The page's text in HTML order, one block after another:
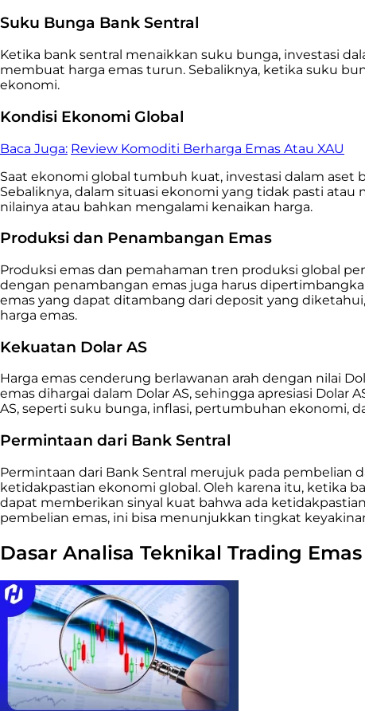
Suku Bunga Bank Sentral
Ketika bank sentral menaikkan suku bunga, investasi
membuat harga emas turun. Sebaliknya, ketika suku
ekonomi.
Kondisi Ekonomi Global
Baca Juga: Review Komoditi Berharga Emas Atau XAU
Saat ekonomi global tumbuh kuat, investasi dalam
Sebaliknya, dalam situasi ekonomi yang tidak pasti
nilainya atau bahkan mengalami kenaikan harga.
Produksi dan Penambangan Emas
Produksi emas dan pemahaman tren produksi global
dengan penambangan emas juga harus
emas yang dapat ditambang dari deposit yang
harga emas.
Kekuatan Dolar AS
Harga emas cenderung berlawanan arah dengan nilai
emas dihargai dalam Dolar AS, sehingga apresiasi
AS, seperti suku bunga, inflasi, pertumbuhan ekonomi,
Permintaan dari Bank Sentral
Permintaan dari Bank Sentral merujuk pada pembelian
ketidakpastian ekonomi global. Oleh karena itu, ketika
dapat memberikan sinyal kuat bahwa ada
pembelian emas, ini bisa menunjukkan tingkat
Dasar Analisa Teknikal Trading Emas